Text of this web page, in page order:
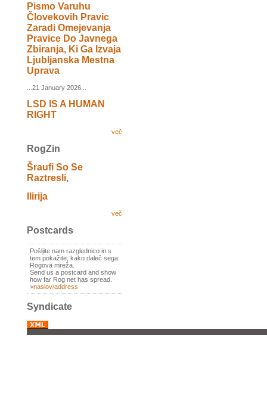
Pismo Varuhu
Človekovih Pravic
Zaradi Omejevanja
Pravice Do Javnega
Zbiranja, Ki Ga Izvaja
Ljubljanska Mestna
Uprava
...21 January 2026...
LSD IS A HUMAN
RIGHT
več
RogZin
Šraufi So Se
Raztresli,
Ilirija
več
Postcards
Pošljite nam razglednico in s
tem pokažite, kako daleč sega
Rogova mreža.
Send us a postcard and show
how far Rog net has spread.
>naslov/address
Syndicate